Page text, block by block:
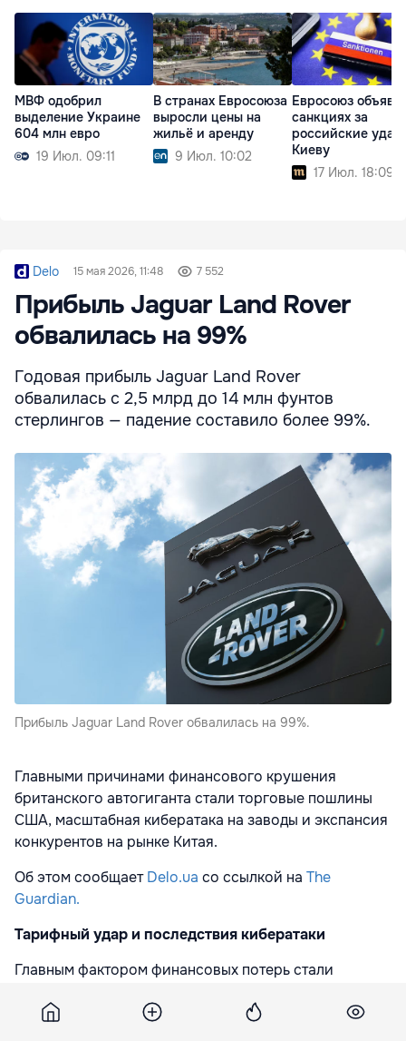
МВФ одобрил
выделение Украине
604 млн евро
19 Июл. 09:11
В странах Евросоюза
выросли цены на
жильё и аренду
9 Июл. 10:02
Евросоюз
санкциях за
российские
Киеву
17 Июл. 18:09
Delo 15 мая 2026, 11:48 7 552
Прибыль Jaguar Land Rover
обвалилась на 99%
Годовая прибыль Jaguar Land Rover
обвалилась с 2,5 млрд до 14 млн фунтов
стерлингов — падение составило более 99%.
Прибыль Jaguar Land Rover обвалилась на 99%.
Главными причинами финансового крушения
британского автогиганта стали торговые пошлины
США, масштабная кибератака на заводы и экспансия
конкурентов на рынке Китая.
Об этом сообщаетDelo.ua со ссылкой на The
Guardian.
Тарифный удар и последствия кибератаки
Главным фактором финансовых потерь стали
администрацией Дональда Трампа.